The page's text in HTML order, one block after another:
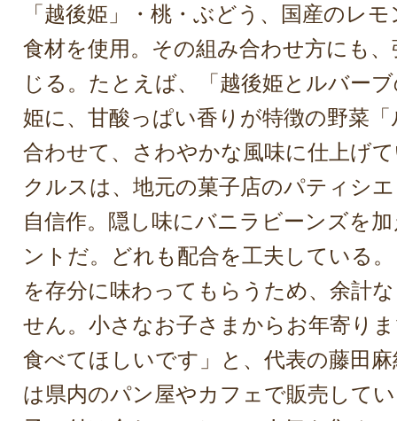
「越後姫」・桃・ぶどう、国産のレ
食材を使用。その組み合わせ方にも
じる。たとえば、「越後姫とルバー
姫に、甘酸っぱい香りが特徴の野菜
合わせて、さわやかな風味に仕上げ
クルスは、地元の菓子店のパティシ
自信作。隠し味にバニラビーンズを
ントだ。どれも配合を工夫している
を存分に味わってもらうため、余計
せん。小さなお子さまからお年寄り
食べてほしいです」と、代表の藤田
は県内のパン屋やカフェで販売して